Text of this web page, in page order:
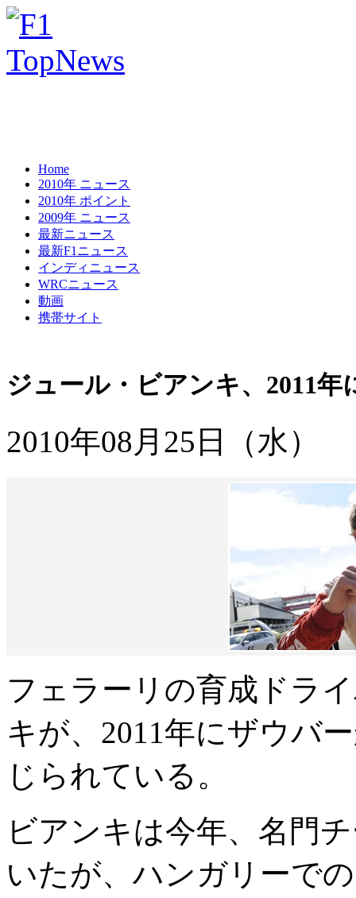
Home
2010年 ニュース
2010年 ポイント
2009年 ニュース
最新ニュース
最新F1ニュース
インディニュース
WRCニュース
動画
携帯サイト
ジュール・ビアンキ、2011
2010年08月25日（水）
フェラーリの育成ドラ
キが、2011年にザウバ
じられている。
ビアンキは今年、名門
いたが、ハンガリーで